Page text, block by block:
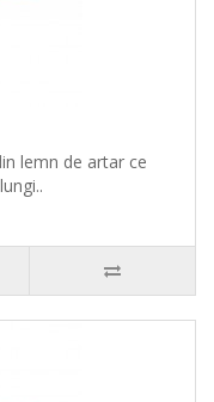
lemn de artar ce